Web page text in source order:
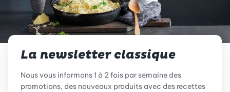
La newsletter classique
Nous vous informons 1 à 2 fois par semaine des
promotions, des nouveaux produits avec des recettes